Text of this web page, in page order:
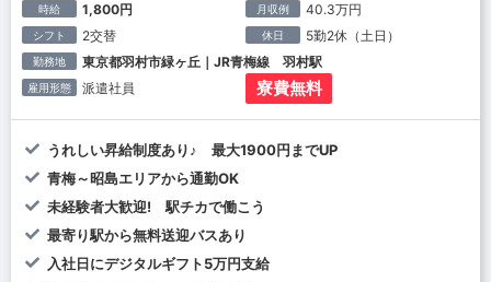
時給 1,800円 月収例 40.3万円
シフト 2交替 休日 5勤2休（土日）
勤務地 東京都羽村市緑ヶ丘｜JR青梅線 羽村駅
雇用形態 派遣社員 寮費無料
うれしい昇給制度あり♪ 最大1900円までUP
青梅～昭島エリアから通勤OK
未経験者大歓迎! 駅チカで働こう
最寄り駅から無料送迎バスあり
入社日にデジタルギフト5万円支給